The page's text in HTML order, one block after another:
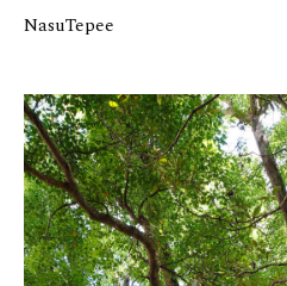
NasuTepee